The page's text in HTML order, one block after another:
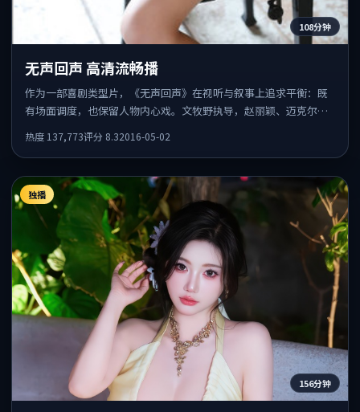
108分钟
无声回声 高清流畅播
作为一部喜剧类型片，《无声回声》在视听与叙事上追求平衡：既
有场面调度，也保留人物内心戏。文牧野执导，赵丽颖、迈克尔·
热度 137,773评分 8.32016-05-02
独播
156分钟